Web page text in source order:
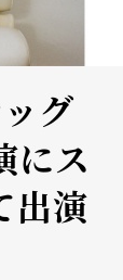
グ
にス
出演